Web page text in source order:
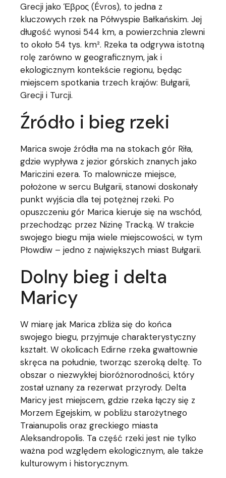
Grecji jako Έβρος (Évros), to jedna z
kluczowych rzek na Półwyspie Bałkańskim. Jej
długość wynosi 544 km, a powierzchnia zlewni
to około 54 tys. km². Rzeka ta odgrywa istotną
rolę zarówno w geograficznym, jak i
ekologicznym kontekście regionu, będąc
miejscem spotkania trzech krajów: Bułgarii,
Grecji i Turcji.
Źródło i bieg rzeki
Marica swoje źródła ma na stokach gór Riła,
gdzie wypływa z jezior górskich znanych jako
Mariczini ezera. To malownicze miejsce,
położone w sercu Bułgarii, stanowi doskonały
punkt wyjścia dla tej potężnej rzeki. Po
opuszczeniu gór Marica kieruje się na wschód,
przechodząc przez Nizinę Tracką. W trakcie
swojego biegu mija wiele miejscowości, w tym
Płowdiw – jedno z największych miast Bułgarii.
Dolny bieg i delta
Maricy
W miarę jak Marica zbliża się do końca
swojego biegu, przyjmuje charakterystyczny
kształt. W okolicach Edirne rzeka gwałtownie
skręca na południe, tworząc szeroką deltę. To
obszar o niezwykłej bioróżnorodności, który
został uznany za rezerwat przyrody. Delta
Maricy jest miejscem, gdzie rzeka łączy się z
Morzem Egejskim, w pobliżu starożytnego
Traianupolis oraz greckiego miasta
Aleksandropolis. Ta część rzeki jest nie tylko
ważna pod względem ekologicznym, ale także
kulturowym i historycznym.